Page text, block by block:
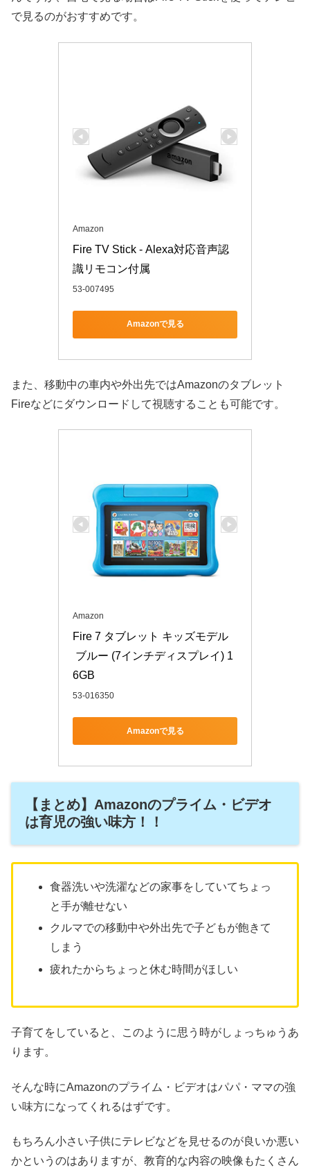
で見るのがおすすめです。
Amazon
Fire TV Stick - Alexa対応音声認
識リモコン付属
53-007495
Amazonで見る
また、移動中の車内や外出先ではAmazonのタブレット
Fireなどにダウンロードして視聴することも可能です。
Amazon
Fire 7 タブレット キッズモデル
ブルー (7インチディスプレイ) 1
6GB
53-016350
Amazonで見る
【まとめ】Amazonのプライム・ビデオ
は育児の強い味方！！
食器洗いや洗濯などの家事をしていてちょっ
と手が離せない
クルマでの移動中や外出先で子どもが飽きて
しまう
疲れたからちょっと休む時間がほしい
子育てをしていると、このように思う時がしょっちゅうあ
ります。
そんな時にAmazonのプライム・ビデオはパパ・ママの強
い味方になってくれるはずです。
もちろん小さい子供にテレビなどを見せるのが良いか悪い
かというのはありますが、教育的な内容の映像もたくさん